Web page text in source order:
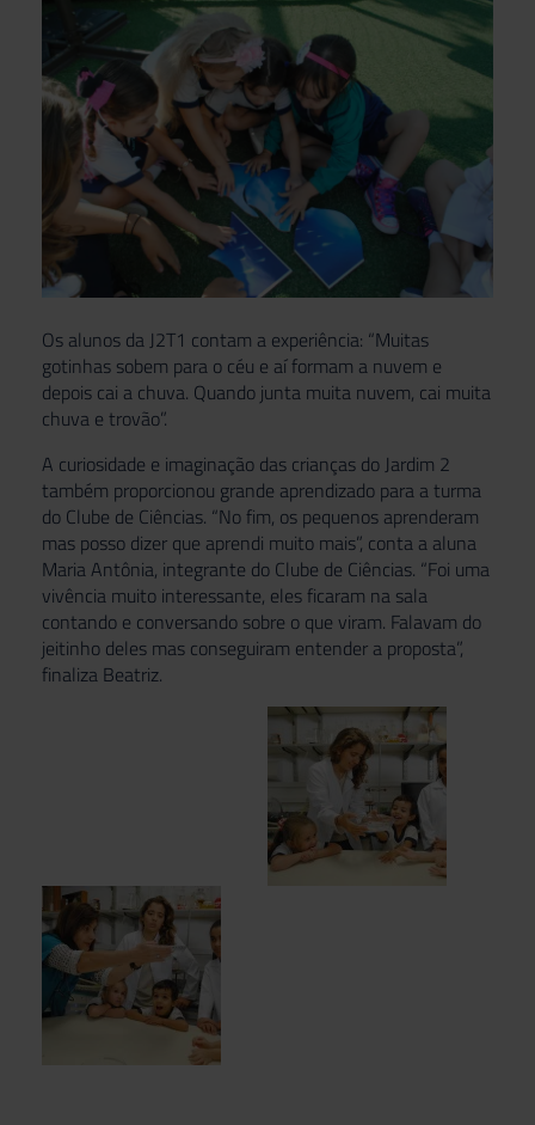
Os alunos da J2T1 contam a experiência: “Muitas
gotinhas sobem para o céu e aí formam a nuvem e
depois cai a chuva. Quando junta muita nuvem, cai muita
chuva e trovão”.
A curiosidade e imaginação das crianças do Jardim 2
também proporcionou grande aprendizado para a turma
do Clube de Ciências. “No fim, os pequenos aprenderam
mas posso dizer que aprendi muito mais”, conta a aluna
Maria Antônia, integrante do Clube de Ciências. “Foi uma
vivência muito interessante, eles ficaram na sala
contando e conversando sobre o que viram. Falavam do
jeitinho deles mas conseguiram entender a proposta”,
finaliza Beatriz.